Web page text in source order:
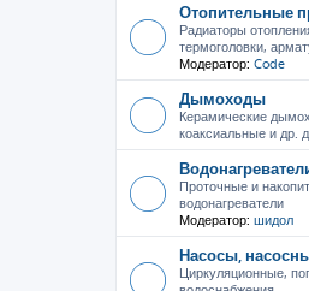
Отопительные
Радиаторы
термоголовки,
Модератор: Code
Дымоходы
Керамические
коаксиальные и др.
Проточные и
водонагреватели
Модератор: шидол
Насосы,
Циркуляционные,